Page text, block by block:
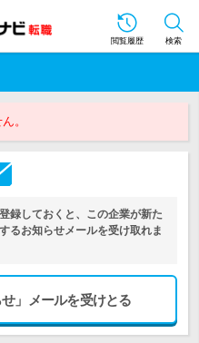
閲覧履歴 検索
。
録しておくと、この企業が新た
るお知らせメールを受け取れま
」メールを受けとる